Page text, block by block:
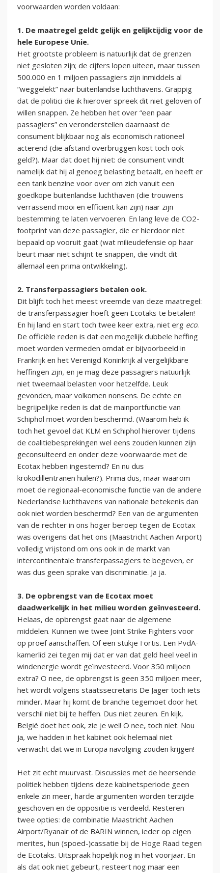
voorwaarden worden voldaan:
1. De maatregel geldt gelijk en gelijktijdig voor de
hele Europese Unie.
Het grootste probleem is natuurlijk dat de grenzen
niet gesloten zijn; de cijfers lopen uiteen, maar tussen
500.000 en 1 miljoen passagiers zijn inmiddels al
“weggelekt” naar buitenlandse luchthavens. Grappig
dat de politici die ik hierover spreek dit niet geloven of
willen snappen. Ze hebben het over “een paar
passagiers” en veronderstellen daarnaast de
consument blijkbaar nog als economisch rationeel
acterend (die afstand overbruggen kost toch ook
geld?). Maar dat doet hij niet: de consument vindt
namelijk dat hij al genoeg belasting betaalt, en heeft er
een tank benzine voor over om zich vanuit een
goedkope buitenlandse luchthaven (die trouwens
verrassend mooi en efficiënt kan zijn) naar zijn
bestemming te laten vervoeren. En lang leve de CO2-
footprint van deze passagier, die er hierdoor niet
bepaald op vooruit gaat (wat milieudefensie op haar
beurt maar niet schijnt te snappen, die vindt dit
allemaal een prima ontwikkeling).
2. Transferpassagiers betalen ook.
Dit blijft toch het meest vreemde van deze maatregel:
de transferpassagier hoeft geen Ecotaks te betalen!
En hij land en start toch twee keer extra, niet erg eco.
De officiële reden is dat een mogelijk dubbele heffing
moet worden vermeden omdat er bijvoorbeeld in
Frankrijk en het Verenigd Koninkrijk al vergelijkbare
heffingen zijn, en je mag deze passagiers natuurlijk
niet tweemaal belasten voor hetzelfde. Leuk
gevonden, maar volkomen nonsens. De echte en
begrijpelijke reden is dat de mainportfunctie van
Schiphol moet worden beschermd. (Waarom heb ik
toch het gevoel dat KLM en Schiphol hierover tijdens
de coalitiebesprekingen wel eens zouden kunnen zijn
geconsulteerd en onder deze voorwaarde met de
Ecotax hebben ingestemd? En nu dus
krokodillentranen huilen?). Prima dus, maar waarom
moet de regionaal-economische functie van de andere
Nederlandse luchthavens van nationale betekenis dan
ook niet worden beschermd? Een van de argumenten
van de rechter in ons hoger beroep tegen de Ecotax
was overigens dat het ons (Maastricht Aachen Airport)
volledig vrijstond om ons ook in de markt van
intercontinentale transferpassagiers te begeven, er
was dus geen sprake van discriminatie. Ja ja.
3. De opbrengst van de Ecotax moet
daadwerkelijk in het milieu worden geïnvesteerd.
Helaas, de opbrengst gaat naar de algemene
middelen. Kunnen we twee Joint Strike Fighters voor
op proef aanschaffen. Of een stukje Fortis. Een PvdA-
kamerlid zei tegen mij dat er van dat geld heel veel in
windenergie wordt geïnvesteerd. Voor 350 miljoen
extra? O nee, de opbrengst is geen 350 miljoen meer,
het wordt volgens staatssecretaris De Jager toch iets
minder. Maar hij komt de branche tegemoet door het
verschil niet bij te heffen. Dus niet zeuren. En kijk,
België doet het ook, zie je wel! O nee, toch niet. Nou
ja, we hadden in het kabinet ook helemaal niet
verwacht dat we in Europa navolging zouden krijgen!
Het zit echt muurvast. Discussies met de heersende
politiek hebben tijdens deze kabinetsperiode geen
enkele zin meer, harde argumenten worden terzijde
geschoven en de oppositie is verdeeld. Resteren
twee opties: de combinatie Maastricht Aachen
Airport/Ryanair of de BARIN winnen, ieder op eigen
merites, hun (spoed-)cassatie bij de Hoge Raad tegen
de Ecotaks. Uitspraak hopelijk nog in het voorjaar. En
als dat ook niet gebeurt, resteert nog maar een